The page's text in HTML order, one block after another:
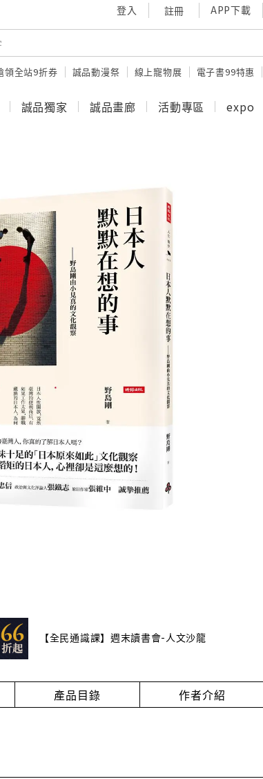
登入 註冊 APP下載
領全站9折券 誠品動漫祭 線上寵物展 電子書99特惠
誠品獨家 誠品畫廊 活動專區 expo
【全民通識課】週末讀書會-人文沙龍
產品目錄 作者介紹